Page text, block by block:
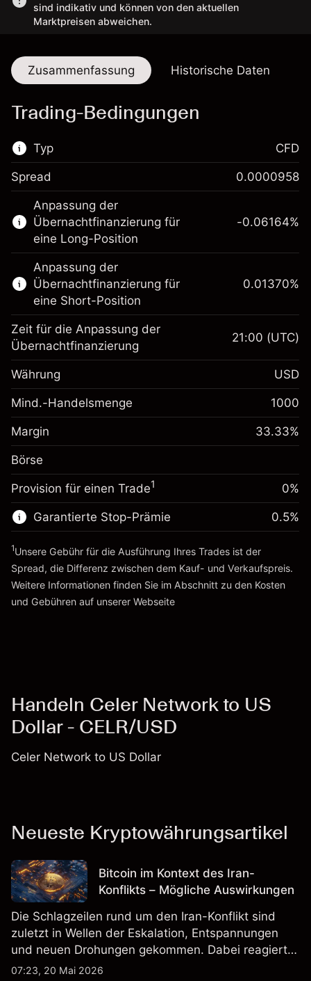
sind indikativ und können von den aktuellen
Marktpreisen abweichen.
Zusammenfassung Historische Daten
Trading-Bedingungen
Typ
Dieser Finanzmarkt steht für das CFD-
Trading zur Verfügung.
Erfahren Sie mehr über:
CFDs
CFD
Spread 0.0000958
Anpassung der
Übernachtfinanzierung für
eine Long-Position
Margin. Ihre Investition
$1,000.00
Anpassung der
Übernachtfinanzierung
fremdfinanzierten
-0.061644
%
(-$1.85)
Positionsgröße mit Hebelwirkung
~$3,000.30
Geld aus Hebelwirkung ~ $
-0.06164%
Anpassung der
Übernachtfinanzierung für
eine Short-Position
Margin. Ihre Investition
$1,000.00
Anpassung der
Gebühren aus
fremdfinanzierten
Positionswert
%
($0.41)
Positionsgröße mit Hebelwirkung
Geld aus Hebelwirkung ~ $$2,000.30
Zur Plattform
0.01370%
Zeit für die Anpassung der
Übernachtfinanzierung
21:00 (UTC)
Währung USD
Mind.-Handelsmenge 1000
Margin 33.33%
Börse
Provision für einen Trade1 0%
Garantierte Stop-Prämie 0.5%
1Unsere Gebühr für die Ausführung Ihres Trades ist der
Spread, die Differenz zwischen dem Kauf- und Verkaufspreis.
Weitere Informationen finden Sie im Abschnitt zu den Kosten
und Gebühren auf unserer Webseite
Handeln Celer Network to US
Dollar - CELR/USD
Celer Network to US Dollar
Neueste Kryptowährungsartikel
Bitcoin im Kontext des Iran-
Konflikts – Mögliche Auswirkungen
Die Schlagzeilen rund um den Iran-Konflikt sind
zuletzt in Wellen der Eskalation, Entspannungen
und neuen Drohungen gekommen. Dabei reagierte
der Markt nicht nur auf Ereignisse selbst, sondern
07:23, 20 Mai 2026